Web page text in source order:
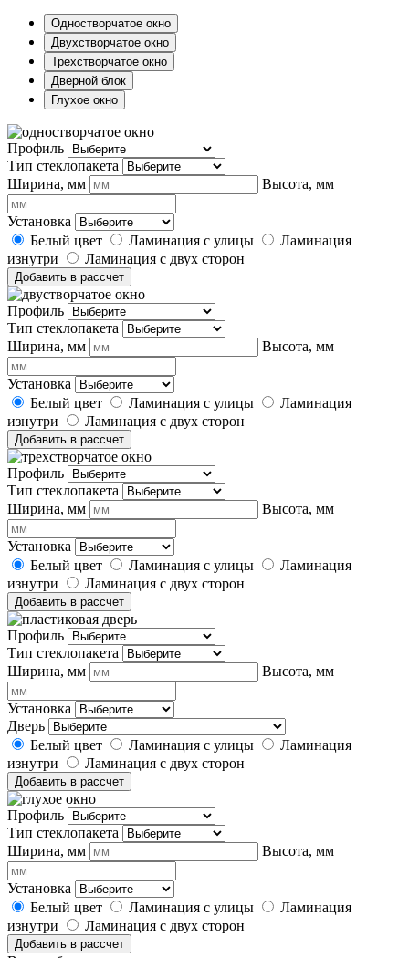
Одностворчатое окно
Двухстворчатое окно
Трехстворчатое окно
Дверной блок
Глухое окно
Профиль
Тип стеклопакета
Ширина, мм
Высота, мм
Установка
Белый цвет
Ламинация с улицы
Ламинация
изнутри
Ламинация с двух сторон
Добавить в рассчет
Профиль
Тип стеклопакета
Ширина, мм
Высота, мм
Установка
Белый цвет
Ламинация с улицы
Ламинация
изнутри
Ламинация с двух сторон
Добавить в рассчет
Профиль
Тип стеклопакета
Ширина, мм
Высота, мм
Установка
Белый цвет
Ламинация с улицы
Ламинация
изнутри
Ламинация с двух сторон
Добавить в рассчет
Профиль
Тип стеклопакета
Ширина, мм
Высота, мм
Установка
Дверь
Белый цвет
Ламинация с улицы
Ламинация
изнутри
Ламинация с двух сторон
Добавить в рассчет
Профиль
Тип стеклопакета
Ширина, мм
Высота, мм
Установка
Белый цвет
Ламинация с улицы
Ламинация
изнутри
Ламинация с двух сторон
Добавить в рассчет